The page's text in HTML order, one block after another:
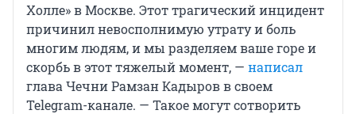
Холле» в Москве. Этот трагический инцидент
причинил невосполнимую утрату и боль
многим людям, и мы разделяем ваше горе и
скорбь в этот тяжелый момент, — написал
глава Чечни Рамзан Кадыров в своем
Telegram-канале. — Такое могут сотворить